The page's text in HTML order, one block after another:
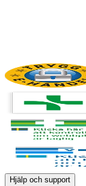
Hjälp och support